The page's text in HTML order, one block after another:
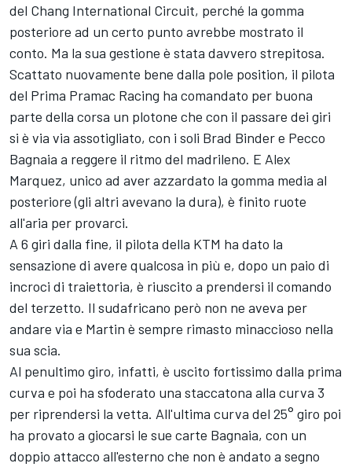
del Chang International Circuit, perché la gomma
posteriore ad un certo punto avrebbe mostrato il
conto. Ma la sua gestione è stata davvero strepitosa.
Scattato nuovamente bene dalla pole position, il pilota
del Prima Pramac Racing ha comandato per buona
parte della corsa un plotone che con il passare dei giri
si è via via assotigliato, con i soli Brad Bindere Pecco
Bagnaia a reggere il ritmo del madrileno. E Alex
Marquez, unico ad aver azzardato la gomma media al
posteriore (gli altri avevano la dura), è finito ruote
all'aria per provarci.
A 6 giri dalla fine, il pilota della KTM ha dato la
sensazione di avere qualcosa in più e, dopo un paio di
incroci di traiettoria, è riuscito a prendersi il comando
del terzetto. Il sudafricano però non ne aveva per
andare via e Martin è sempre rimasto minaccioso nella
sua scia.
Al penultimo giro, infatti, è uscito fortissimo dalla prima
curva e poi ha sfoderato una staccatona alla curva 3
per riprendersi la vetta. All'ultima curva del 25° giro poi
ha provato a giocarsi le sue carte Bagnaia, con un
doppio attacco all'esterno che non è andato a segno